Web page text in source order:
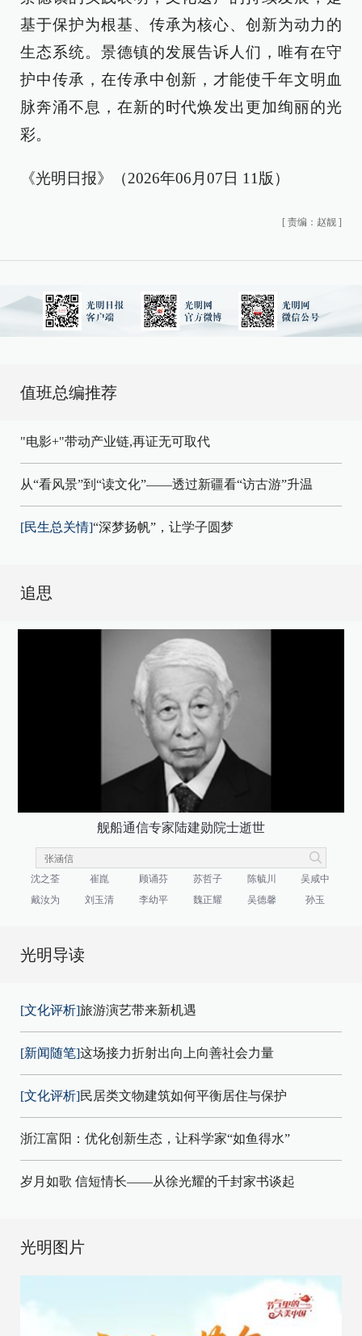
基于保护为根基、传承为核心、创新为动力的
生态系统。景德镇的发展告诉人们，唯有在守
护中传承，在传承中创新，才能使千年文明血
脉奔涌不息，在新的时代焕发出更加绚丽的光
彩。
《光明日报》（2026年06月07日 11版）
[ 责编：赵靓 ]
值班总编推荐
"电影+"带动产业链,再证无可取代
从“看风景”到“读文化”——透过新疆看“访古游”升温
[民生总关情]“深梦扬帆”，让学子圆梦
追思
舰船通信专家陆建勋院士逝世
沈之荃 崔崑 顾诵芬 苏哲子 陈毓川
吴咸中
戴汝为
刘玉清 李幼平 魏正耀 吴德馨 孙玉
光明导读
[文化评析]旅游演艺带来新机遇
[新闻随笔]这场接力折射出向上向善社会力量
[文化评析]民居类文物建筑如何平衡居住与保护
浙江富阳：优化创新生态，让科学家“如鱼得水”
岁月如歌 信短情长——从徐光耀的千封家书谈起
光明图片